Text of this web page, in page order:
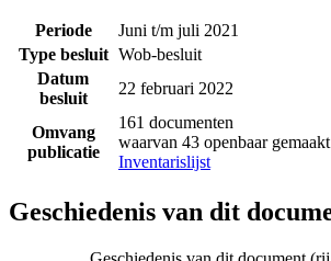
Periode
Juni t/m juli 2021
Type besluit Wob-besluit
Datum
besluit
22 februari 2022
Omvang
publicatie
161 documenten
waarvan 43 openbaar gemaakt
Inventarislijst
Geschiedenis van dit